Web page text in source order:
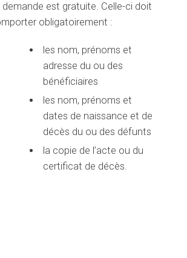
demande est gratuite. Celle-ci doit
obligatoirement :
les nom, prénoms et
adresse du ou des
bénéficiaires
les nom, prénoms et
dates de naissance et de
décès du ou des défunts
la copie de l’acte ou du
certificat de décès.